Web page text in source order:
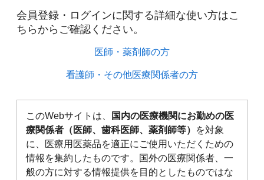
会員登録・ログインに関する詳細な使い方はこ
ちらからご確認ください。​
医師・薬剤師の方​
看護師・その他医療関係者の方​
このWebサイトは、
国内の医療機関にお勤めの医
療関係者（医師、歯科医師、薬剤師等）
を対象
に、医療用医薬品を適正にご使用いただくための
情報を集約したものです。国外の医療関係者、一
般の方に対する情報提供を目的としたものではな